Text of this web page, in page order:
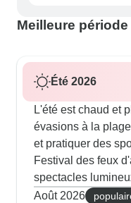
Meilleure
Été 2026
L'été est chaud et
évasions à la
et pratiquer des
Festival des feux
spectacles
Août 2026